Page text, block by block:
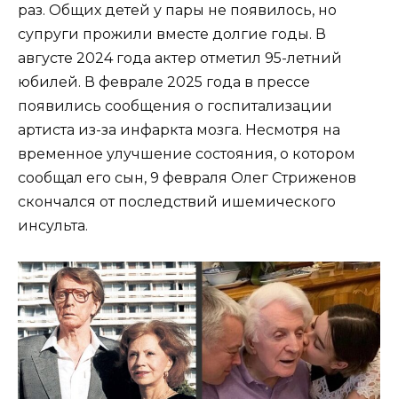
раз. Общих детей у пары не появилось, но
супруги прожили вместе долгие годы. В
августе 2024 года актер отметил 95-летний
юбилей. В феврале 2025 года в прессе
появились сообщения о госпитализации
артиста из-за инфаркта мозга. Несмотря на
временное улучшение состояния, о котором
сообщал его сын, 9 февраля Олег Стриженов
скончался от последствий ишемического
инсульта.